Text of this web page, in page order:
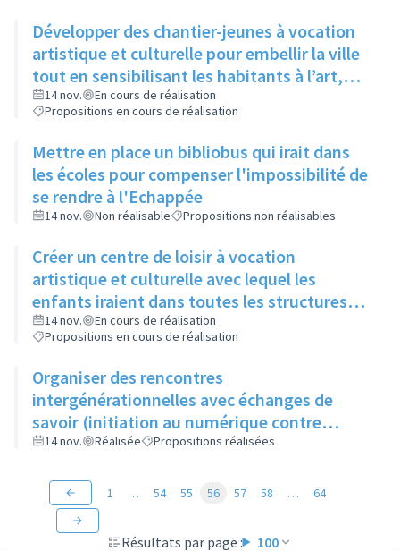
Développer des chantier-jeunes à vocation
artistique et culturelle pour embellir la ville
tout en sensibilisant les habitants à l’art,
pour aider le service culture à participer et à
promouvoir les évènements qu’il organise
14 nov.
En cours de réalisation
Propositions en cours de réalisation
Mettre en place un bibliobus qui irait dans
les écoles pour compenser l'impossibilité de
se rendre à l'Echappée
14 nov. Non réalisable Propositions non réalisables
Créer un centre de loisir à vocation
artistique et culturelle avec lequel les
enfants iraient dans toutes les structures
artistiques et culturelles de la ville pour faire
des ateliers et découvrir les différents
métiers de l'art
14 nov.
En cours de réalisation
Propositions en cours de réalisation
Organiser des rencontres
intergénérationnelles avec échanges de
savoir (initiation au numérique contre
apprentissage du tricot)
14 nov. Réalisée Propositions réalisées
Résultats par page : 100
1 … 54 55 56 57 58 … 64